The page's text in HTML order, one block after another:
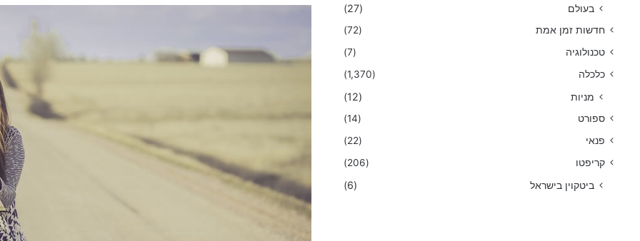
בעולם (27)
חדשות זמן אמת
(72)
טכנולוגיה
(7)
כלכלה
(1,370)
מניות (12)
ספורט
(14)
פנאי
(22)
קריפטו
(206)
ביטקוין בישראל (6)